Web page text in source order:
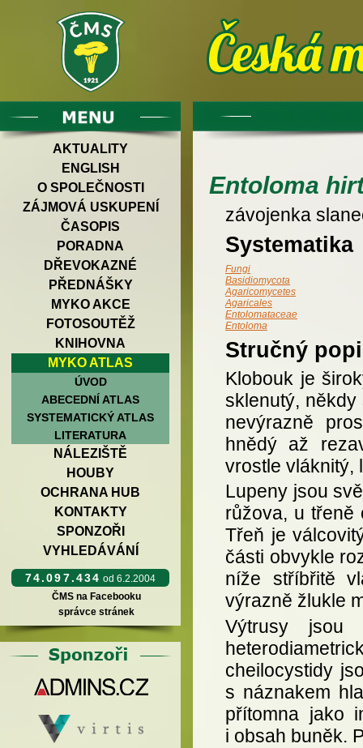
AKTUALITY
ENGLISH
O SPOLEČNOSTI
ZÁJMOVÁ USKUPENÍ
ČASOPIS
PORADNA
DŘEVOKAZNÉ
PŘEDNÁŠKY
MYKO AKCE
FOTOSOUTĚŽ
KNIHOVNA
MYKO ATLAS
ÚVOD
ABECEDNÍ ATLAS
SYSTEMATICKÝ ATLAS
LITERATURA
NÁLEZIŠTĚ
HOUBY
OCHRANA HUB
KONTAKTY
SPONZOŘI
VYHLEDÁVÁNÍ
74.097.434 od 6.2.2004
ČMS na Facebooku
správce stránek
Entoloma
závojenka
Systematika
Fungi
Basidiomycota
Agaricomycetes
Agaricales
Entolomataceae
Entoloma
Stručný
Klobouk je
sklenutý,
nevýrazně
hnědý až
vrostle vláknitý,
Lupeny jsou
růžova, u třeně
Třeň je
části obvykle
níže stříbřitě
výrazně žlukle
Výtrusy
cheilocystidy
s náznakem
přítomna jako
i obsah buněk.